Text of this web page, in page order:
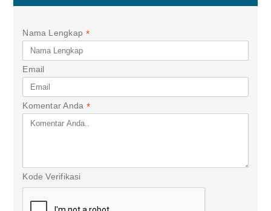
Nama Lengkap *
Email
Komentar Anda *
Kode Verifikasi